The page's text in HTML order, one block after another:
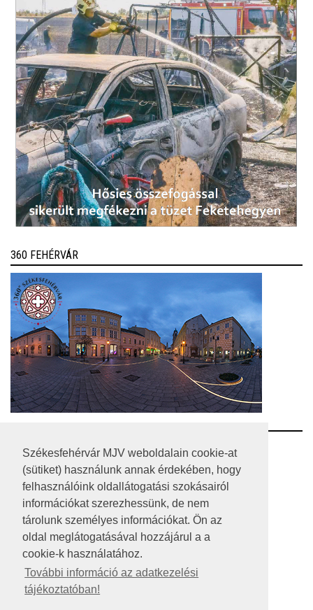
Székesfehérvár MJV weboldalain cookie-at
(sütiket) használunk annak érdekében, hogy
felhasználóink oldallátogatási szokásairól
információkat szerezhessünk, de nem
tárolunk személyes információkat. Ön az
oldal meglátogatásával hozzájárul a a
cookie-k használatához.
További információ az adatkezelési
tájékoztatóban!
360 FEHÉRVÁR
RSS
A HONLAP 2017.03.31-I ÁLLAPOTA
JOGI NYILATKOZAT
IMPRESSZUM
KÖZÉRDEKŰ ADATOK